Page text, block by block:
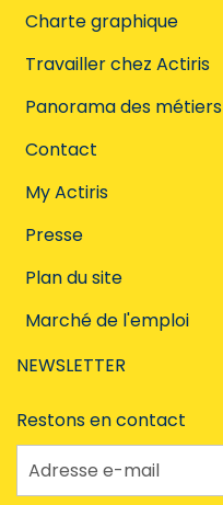
Charte graphique
Travailler chez Actiris
Panorama des métiers
Contact
My Actiris
Presse
Plan du site
Marché de l'emploi
NEWSLETTER
Restons en contact
Adresse e-mail